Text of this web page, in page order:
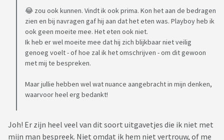
😂 zou ook kunnen. Vindt ik ook prima. Kon het aan de bedragen
zien en bij navragen gaf hij aan dat het eten was. Playboy heb ik
ook geen moeite mee. Het eten ook niet.
Ik heb er wel moeite mee dat hij zich blijkbaar niet veilig
genoeg voelt - of hoe zal ik het omschrijven - om dit gewoon
met mij te bespreken.
Maar jullie hebben wel wat nuance aangebracht in mijn denken,
waarvoor heel erg bedankt!
Joh! Er zijn heel veel van dit soort uitgavetjes die ik niet met
mijn man bespreek. Niet omdat ik hem niet vertrouw, of me